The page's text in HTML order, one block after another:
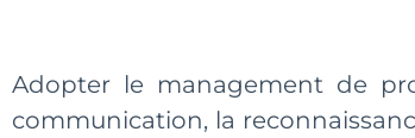
Adopter le management de
communication, la